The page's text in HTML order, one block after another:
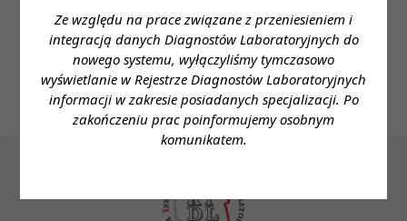
Ze względu na prace związane z przeniesieniem i
integracją danych Diagnostów Laboratoryjnych do
nowego systemu, wyłączyliśmy tymczasowo
wyświetlanie w Rejestrze Diagnostów Laboratoryjnych
informacji w zakresie posiadanych specjalizacji. Po
zakończeniu prac poinformujemy osobnym
komunikatem.
e- mail: kadry@wckik.pl